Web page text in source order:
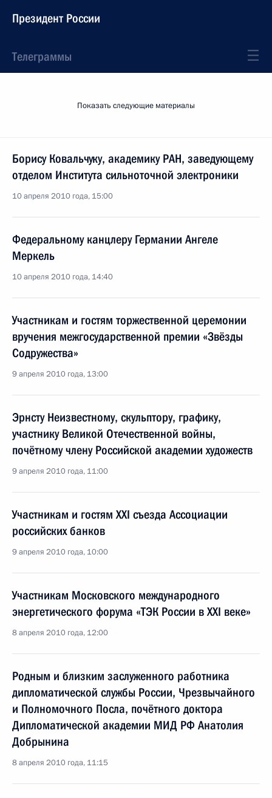
Президент России
Телеграммы
Показать следующие материалы
Борису Ковальчуку, академику РАН, заведующему
отделом Института сильноточной электроники
10 апреля 2010 года, 15:00
Федеральному канцлеру Германии Ангеле
Меркель
10 апреля 2010 года, 14:40
Участникам и гостям торжественной церемонии
вручения межгосударственной премии «Звёзды
Содружества»
9 апреля 2010 года, 13:00
Эрнсту Неизвестному, скульптору, графику,
участнику Великой Отечественной войны,
почётному члену Российской академии художеств
9 апреля 2010 года, 11:00
Участникам и гостям XXI съезда Ассоциации
российских банков
9 апреля 2010 года, 10:00
Участникам Московского международного
энергетического форума «ТЭК России в XXI веке»
8 апреля 2010 года, 12:00
Родным и близким заслуженного работника
дипломатической службы России, Чрезвычайного
и Полномочного Посла, почётного доктора
Дипломатической академии МИД РФ Анатолия
Добрынина
8 апреля 2010 года, 11:15